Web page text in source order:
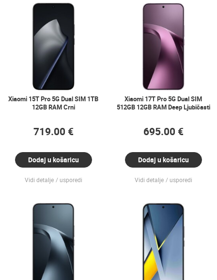
Xiaomi 15T Pro 5G Dual SIM 1TB
12GB RAM Crni
719.00 €
Dodaj u košaricu
Vidi detalje usporedi
Xiaomi 17T Pro 5G Dual SIM
512GB 12GB RAM Deep Ljubičasti
695.00 €
Dodaj u košaricu
Vidi detalje usporedi